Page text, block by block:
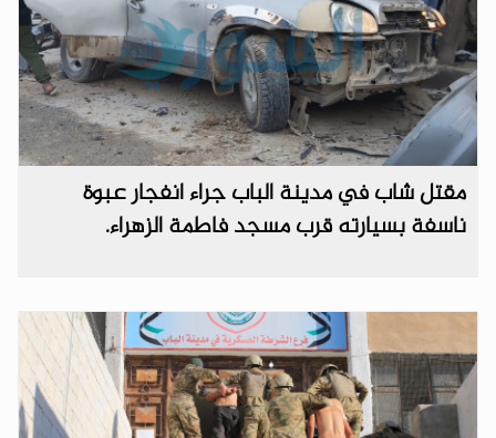
مقتل شاب في مدينة الباب جراء انفجار عبوة
ناسفة بسيارته قرب مسجد فاطمة الزهراء.